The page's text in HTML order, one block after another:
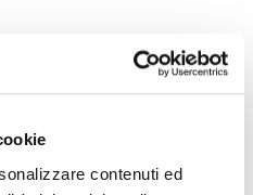
contenuti ed
ogni 3 anni
, per tutti gli
è di6 ore, e deve
del corso, che di norma è